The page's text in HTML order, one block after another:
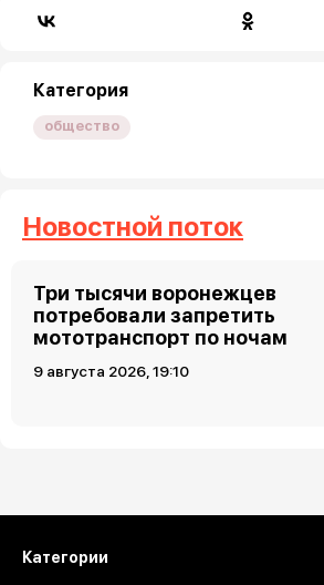
Категория
общество
Новостной поток
Три тысячи воронежцев
потребовали запретить
мототранспорт по ночам
9 августа 2026, 19:10
Категории